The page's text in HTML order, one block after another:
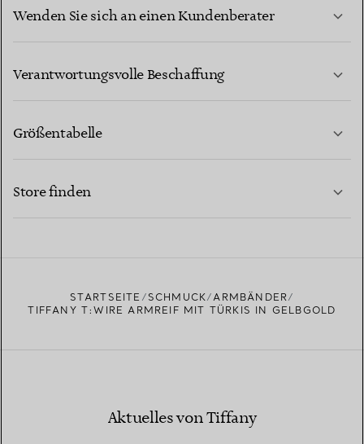
Wenden Sie sich an einen Kundenberater
Verantwortungsvolle Beschaffung
Größentabelle
Store finden
STARTSEITE SCHMUCK
ARMBÄNDER
TIFFANY T:WIRE ARMREIF MIT TÜRKIS IN GELBGOLD
Aktuelles von Tiffany